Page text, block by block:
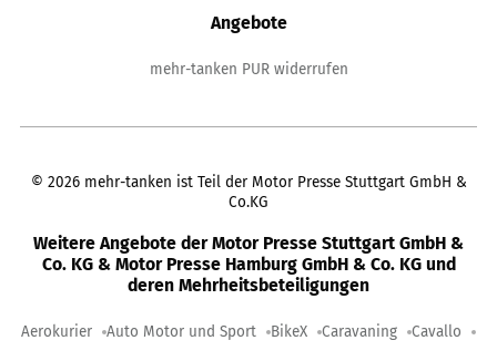
Angebote
mehr-tanken PUR widerrufen
© 2026 mehr-tanken ist Teil der Motor Presse Stuttgart GmbH &
Co.KG
Weitere Angebote der Motor Presse Stuttgart GmbH &
Co. KG & Motor Presse Hamburg GmbH & Co. KG und
deren Mehrheitsbeteiligungen
Aerokurier Auto Motor und Sport BikeX Caravaning Cavallo